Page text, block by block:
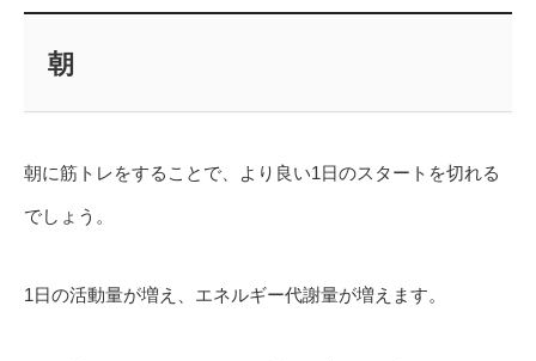
朝
朝に筋トレをすることで、より良い1日のスタートを切れる
でしょう。
1日の活動量が増え、エネルギー代謝量が増えます。